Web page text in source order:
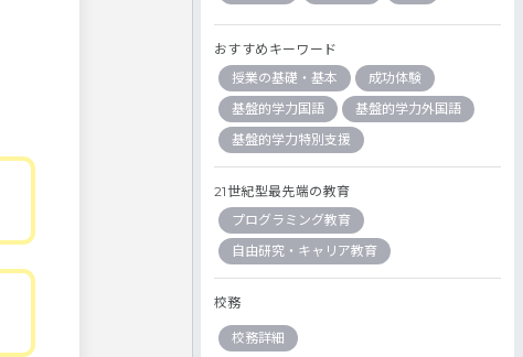
おすすめキーワード
授業の基礎・基本
成功体験
基盤的学力国語
基盤的学力外国語
基盤的学力特別支援
21世紀型最先端の教育
プログラミング教育
自由研究・キャリア教育
校務
校務詳細